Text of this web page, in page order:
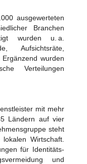
ausgewerteten
Branchen
wurden u. a.
Aufsichtsräte,
wurden
Verteilungen
mit mehr
Ländern auf vier
steht
Wirtschaft.
für Identitäts-
und